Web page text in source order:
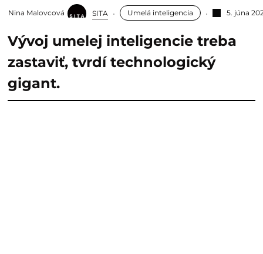
Nina Malovcová SITA Umelá inteligencia 5. júna
Vývoj umelej inteligencie treba
zastaviť, tvrdí technologický
gigant.